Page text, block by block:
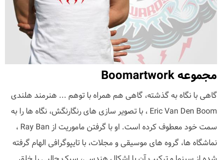
مجموعه Boomartwork
گاهی با نگاه به گذشته، گاهی هم همراه با توهم ... هنرمند هلندی
Eric Van Den Boom ، با تصویر سازی های رنگارنگش، نگاه ها را به
سمت خود معطوف کرده است. او با گرفتن ماموریت از Ray Ban ،
نماشگاه ها، گروه های موسیقی و مجلات، با تایپوگرافی الهام گرفته